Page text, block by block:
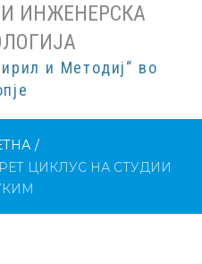
ИНЖЕНЕРСКА
и Методиј“ во
/
ЦИКЛУС НА СТУДИИ